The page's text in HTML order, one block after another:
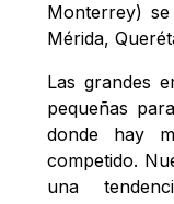
Monterrey)
Mérida,
Las grandes
pequeñas
donde hay
competido.
una